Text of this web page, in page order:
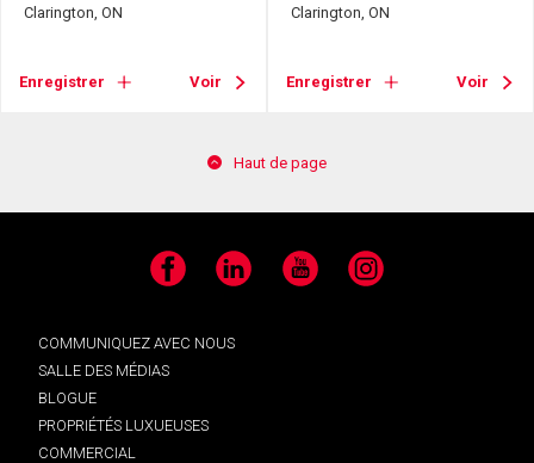
Clarington, ON
Enregistrer Voir
Clarington, ON
Enregistrer Voir
Haut de page
Facebook LinkedIn YouTube Instagram
COMMUNIQUEZ AVEC NOUS
SALLE DES MÉDIAS
BLOGUE
PROPRIÉTÉS LUXUEUSES
COMMERCIAL